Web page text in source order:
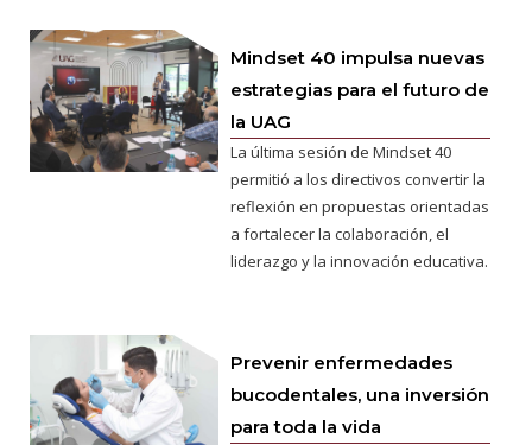
Mindset 40 impulsa nuevas
estrategias para el futuro de
la UAG
La última sesión de Mindset 40
permitió a los directivos convertir la
reflexión en propuestas orientadas
a fortalecer la colaboración, el
liderazgo y la innovación educativa.
Prevenir enfermedades
bucodentales, una inversión
para toda la vida